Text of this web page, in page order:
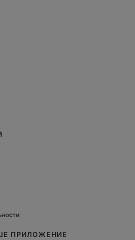
ПРИЛОЖЕНИЕ